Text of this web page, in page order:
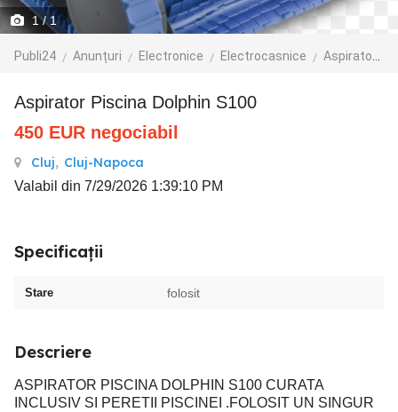
1/ 1
Publi24 Anunțuri Electronice Electrocasnice Aspiratoare
Aspirator Piscina Dolphin S100
450 EUR negociabil
Cluj, Cluj-Napoca
Valabil din 7/29/2026 1:39:10 PM
Specificații
Stare folosit
Descriere
ASPIRATOR PISCINA DOLPHIN S100 CURATA
INCLUSIV SI PERETII PISCINEI .FOLOSIT UN SINGUR